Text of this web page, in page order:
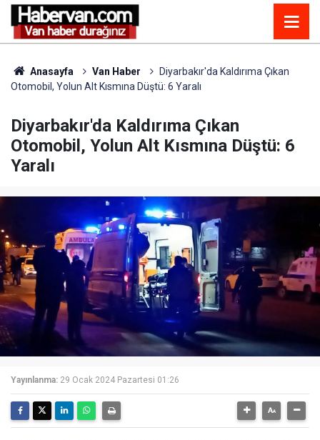
Anasayfa Van Haber
Diyarbakır'da Kaldırıma Çıkan
Otomobil, Yolun Alt Kısmına Düştü: 6 Yaralı
Diyarbakır'da Kaldırıma Çıkan
Otomobil, Yolun Alt Kısmına Düştü: 6
Yaralı
Yayınlanma: 29 Ocak 2024 Pazartesi 01:26